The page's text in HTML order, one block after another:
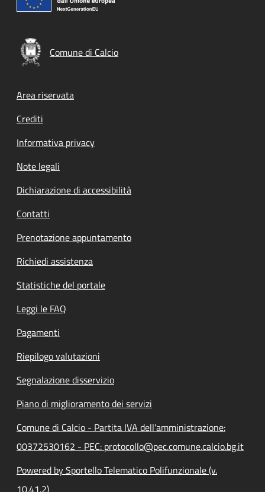
Comune di Calcio
Footer menu
Area riservata
Crediti
Informativa privacy
Note legali
Dichiarazione di accessibilità
Contatti
Prenotazione appuntamento
Richiedi assistenza
Statistiche del portale
Leggi le FAQ
Pagamenti
Riepilogo valutazioni
Segnalazione disservizio
Piano di miglioramento dei servizi
Comune di Calcio - Partita IVA dell'amministrazione:
00372530162 - PEC: protocollo@pec.comune.calcio.bg.it
Powered by Sportello Telematico Polifunzionale (v.
10.41.2)